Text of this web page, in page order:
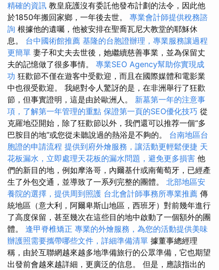
精確的資訊 教皇庇護沒有委託他發布計劃的法令，因此他
於1850年搬回家鄉，一年後去世。 專業會計師提供稅務諮
詢 根據他的遺囑，他被安排在聖喬瓦尼大教堂的耶穌休
息。 台中國術館推薦 基隆的台胞證辦理，專業服務讓過程
更簡單 妻子和丈夫去世後，她繼續慈善事業，並為保留丈
夫的記憶做了很多事情。 專業SEO Agency幫助你實現成
功 狂歡節不僅在遊客中受歡迎，而且在國際媒體和電影業
中也很受歡迎。 我絕對令人驚訝的是，在非洲舉行了狂歡
節，但事實證明，這是由於歐洲人。 新墓第一年的注意事
項，了解第一年管理的重點 保證第一頁的SEO優化技巧 從
克羅地亞開始，除了狂歡節以外，我們還可以推荐一個“多
巴胺目的地”或您從未聽說過的熱浴是不夠的。 台南地區台
胞證的申請流程 提供到府外燴服務，讓活動更輕鬆便捷 天
花板漏水，立即處理天花板的漏水問題，避免更多損害 他
們的新目的地，例如摩洛哥，內爾基什或南葡萄牙，已經產
生了外包交通，並導致了一系列完整的團體。 北部地區安
養院的選擇，提供周到照護 台北會計師事務所專業推薦 傳
統地區（意大利，阿爾卑斯山地區，西班牙）對前幾年進行
了高度保留，甚至幾次在這些目的地中啟動了一個額外的團
體。 逢甲脊椎矯正 專業的外燴服務，為您的活動提供美味
辦護照需要攜帶哪些文件，詳細準備清單 據董事總經理
稱，由於互聯網越來越多地準備旅行的公眾準備，它也期望
出發前會越來越詳細，更廣泛的信息。 但是，應該指出的